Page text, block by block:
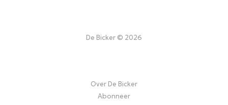
De Bicker © 2026
Over De Bicker
Abonneer